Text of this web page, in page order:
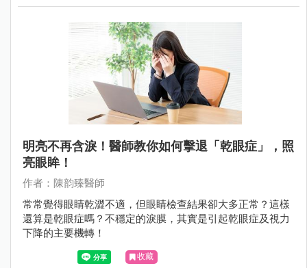
明亮不再含淚！醫師教你如何擊退「乾眼症」，照
亮眼眸！
作者：陳韵臻醫師
常常覺得眼睛乾澀不適，但眼睛檢查結果卻大多正常？這樣
還算是乾眼症嗎？不穩定的淚膜，其實是引起乾眼症及視力
下降的主要機轉！
收藏